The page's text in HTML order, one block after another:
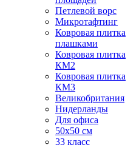
Петлевой ворс
Микротафтинг
Ковровая плитка
плашками
Ковровая плитка
КМ2
Ковровая плитка
КМ3
Великобритания
Нидерланды
Для офиса
50х50 см
33 класс